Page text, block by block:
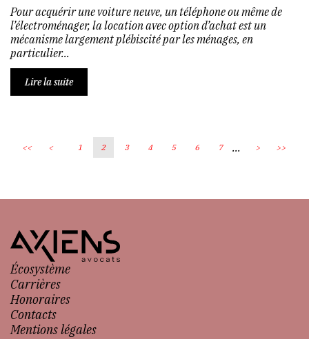
Pour acquérir une voiture neuve, un téléphone ou même de
l’électroménager, la location avec option d’achat est un
mécanisme largement plébiscité par les ménages, en
particulier...
Lire la suite
<< < 1 2 3 4 5 6 7 ... > >>
Écosystème
Carrières
Honoraires
Contacts
Mentions légales